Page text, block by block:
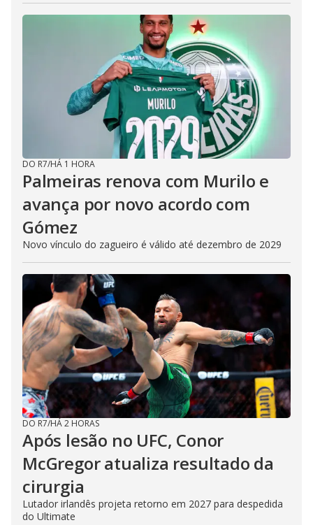
DO R7/HÁ 1 HORA
Palmeiras renova com Murilo e
avança por novo acordo com
Gómez
Novo vínculo do zagueiro é válido até dezembro de 2029
DO R7/HÁ 2 HORAS
Após lesão no UFC, Conor
McGregor atualiza resultado da
cirurgia
Lutador irlandês projeta retorno em 2027 para despedida
do Ultimate